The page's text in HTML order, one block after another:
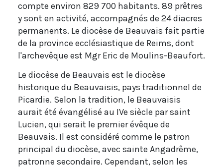
compte environ 829 700 habitants. 89 prêtres
y sont en activité, accompagnés de 24 diacres
permanents. Le diocèse de Beauvais fait partie
de la province ecclésiastique de Reims, dont
l'archevêque est Mgr Eric de Moulins-Beaufort.
Le diocèse de Beauvais est le diocèse
historique du Beauvaisis, pays traditionnel de
Picardie. Selon la tradition, le Beauvaisis
aurait été évangélisé au IVe siècle par saint
Lucien, qui serait le premier évêque de
Beauvais. Il est considéré comme le patron
principal du diocèse, avec sainte Angadrême,
patronne secondaire. Cependant, selon les